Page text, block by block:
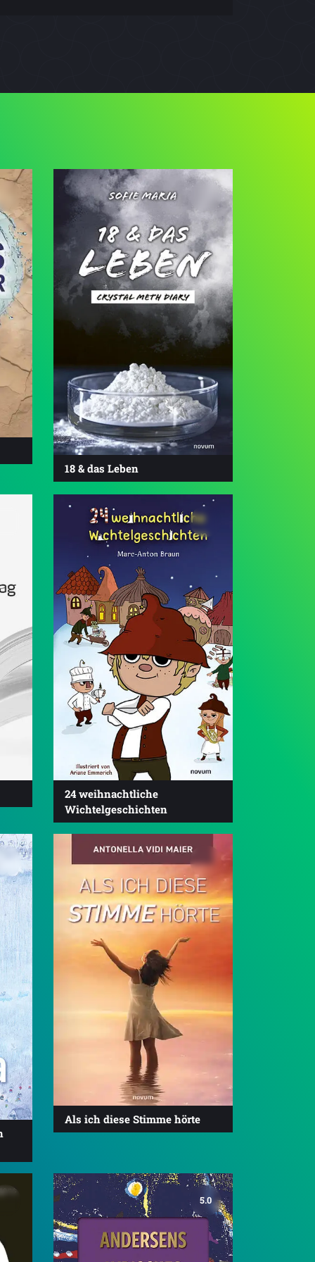
18 & das Leben
24 weihnachtliche
Wichtelgeschichten
Als ich diese Stimme hörte
5.0